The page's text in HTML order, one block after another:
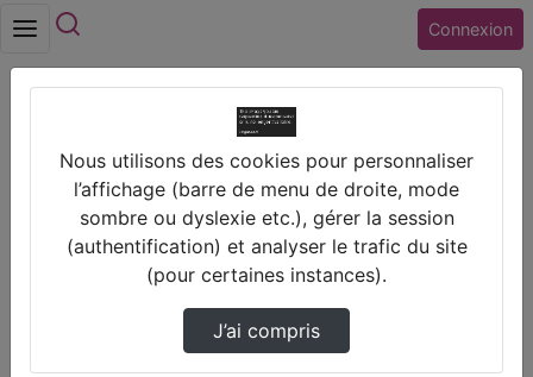
Connexion
Vidéos
Filtres
Types
Autre
Conférence
Nous utilisons des cookies pour personnaliser
l’affichage (barre de menu de droite, mode
sombre ou dyslexie etc.), gérer la session
(authentification) et analyser le trafic du site
(pour certaines instances).
J’ai compris